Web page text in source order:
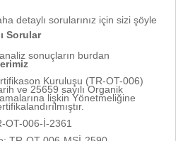
detaylı sorularınız için sizi şöyle
Sorular
sonuçların burdan
Kuruluşu (TR-OT-006)
ve 25659 sayılı Organik
lişkin Yönetmeliğine
OT-006-İ-2361